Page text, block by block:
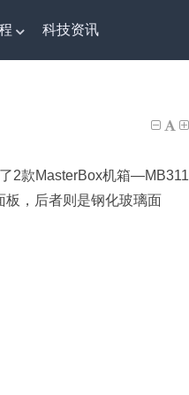
科技资讯
2款MasterBox机箱—MB311
板，后者则是钢化玻璃面